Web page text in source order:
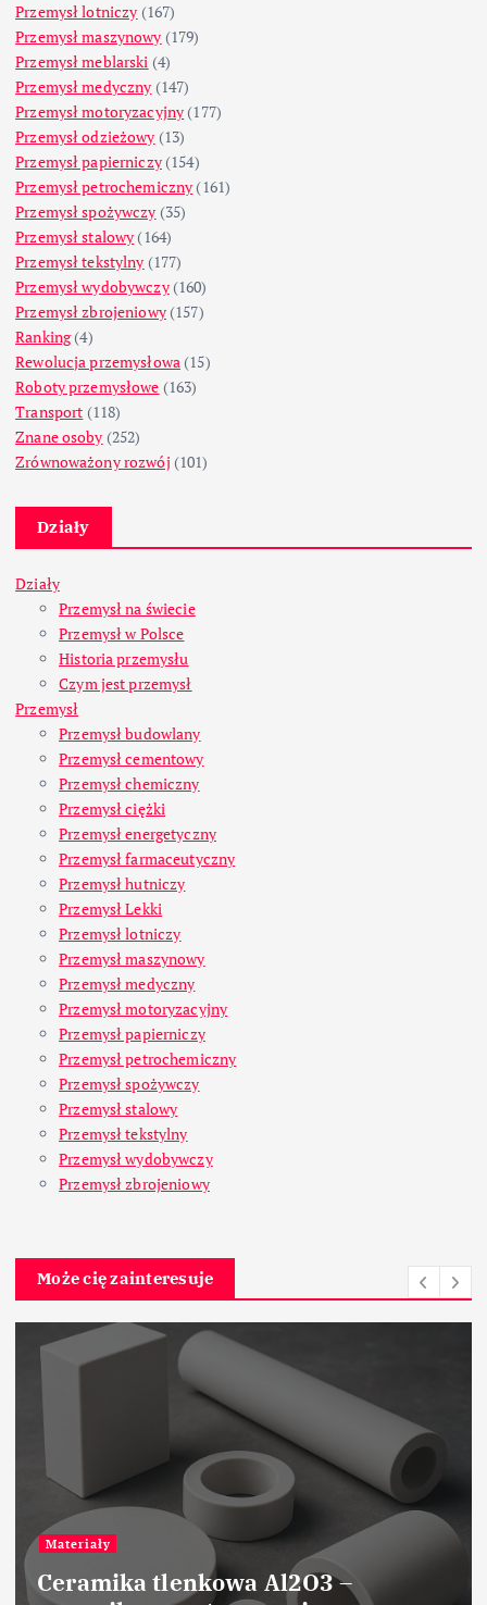
Przemysł lotniczy (167)
Przemysł maszynowy (179)
Przemysł meblarski (4)
Przemysł medyczny (147)
Przemysł motoryzacyjny (177)
Przemysł odzieżowy (13)
Przemysł papierniczy(154)
Przemysł petrochemiczny (161)
Przemysł spożywczy (35)
Przemysł stalowy (164)
Przemysł tekstylny (177)
Przemysł wydobywczy(160)
Przemysł zbrojeniowy(157)
Ranking(4)
Rewolucja przemysłowa (15)
Roboty przemysłowe (163)
Transport (118)
Znane osoby (252)
Zrównoważony rozwój (101)
Działy
Działy
Przemysł na świecie
Przemysł w Polsce
Historia przemysłu
Czym jest przemysł
Przemysł
Przemysł budowlany
Przemysł cementowy
Przemysł chemiczny
Przemysł ciężki
Przemysł energetyczny
Przemysł farmaceutyczny
Przemysł hutniczy
Przemysł Lekki
Przemysł lotniczy
Przemysł maszynowy
Przemysł medyczny
Przemysł motoryzacyjny
Przemysł papierniczy
Przemysł petrochemiczny
Przemysł spożywczy
Przemysł stalowy
Przemysł tekstylny
Przemysł wydobywczy
Przemysł zbrojeniowy
Może cię zainteresuje
Materiały
Ceramika tlenkowa Al2O3 –